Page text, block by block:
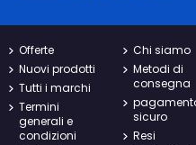
Offerte
Nuovi prodotti
Tutti i marchi
Termini
generali e
condizioni
Chi siamo
Metodi di
consegna
sicuro
Resi